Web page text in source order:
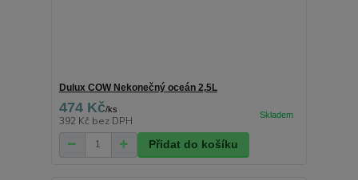
Dulux COW Nekonečný oceán 2,5L
474 Kč/ks
392 Kč bez DPH
Přidat do košíku